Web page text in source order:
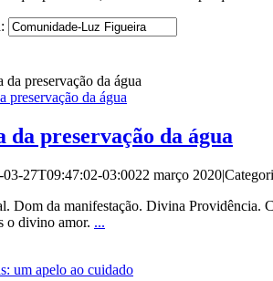
preservação da água
preservação da água
03-27T09:47:02-03:0022 março 2020|
Dom da manifestação. Divina Providência.
o divino amor. ...
um apelo ao cuidado